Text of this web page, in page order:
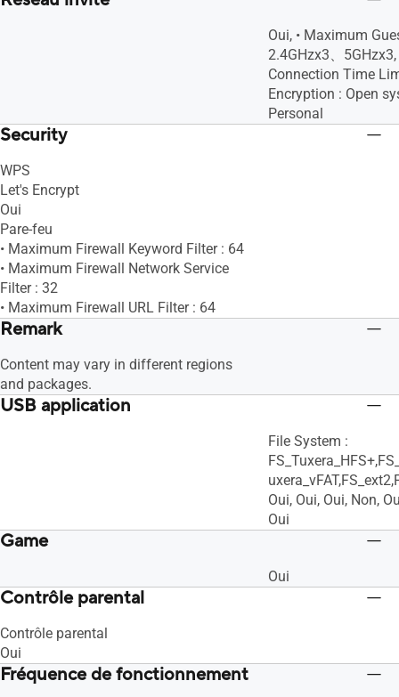
Oui, • Maximum
2.4GHzx3、
Connection Time
Encryption : Open
Personal
Security
WPS
Let's Encrypt
Oui
Pare-feu
• Maximum Firewall Keyword Filter : 64
• Maximum Firewall Network Service
Filter : 32
• Maximum Firewall URL Filter : 64
Remark
Content may vary in different regions
and packages.
USB application
File System :
Oui, Oui, Oui, Non,
Oui
Game
Oui
Contrôle parental
Contrôle parental
Oui
Fréquence de fonctionnement